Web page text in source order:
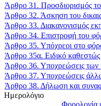
Άρθρο 31. Προσδιορισμός
Άρθρο 32. Άσκηση του
Άρθρο 33. Διακανονισμός
Άρθρο 34. Επιστροφή του
Άρθρο 35. Υπόχρεοι στο
Άρθρο 35α. Ειδικό καθεστώς
Άρθρο 36. Υποχρεώσεις των
Άρθρο 37. Υποχρεώσεις
Άρθρο 38. Δήλωση και
Ημερολόγιο
Φορολογία